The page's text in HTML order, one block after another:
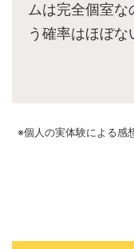
ムは完全個室
う確率はほぼな
※個人の実体験による感